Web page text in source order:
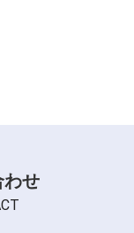
わせ